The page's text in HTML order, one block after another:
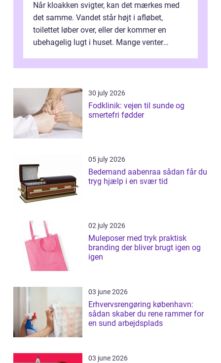
Når kloakken svigter, kan det mærkes med
det samme. Vandet står højt i afløbet,
toilettet løber over, eller der kommer en
ubehagelig lugt i huset. Mange venter
30 july 2026
Fodklinik: vejen til sunde og
smertefri fødder
05 july 2026
Bedemand aabenraa sådan får du
tryg hjælp i en svær tid
02 july 2026
Muleposer med tryk praktisk
branding der bliver brugt igen og
igen
03 june 2026
Erhvervsrengøring københavn:
sådan skaber du rene rammer for
en sund arbejdsplads
03 june 2026